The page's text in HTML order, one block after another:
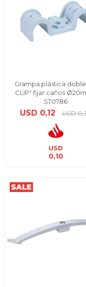
Grampa plástica
CLIP" fijar caños
ST0786
USD 0,12 USD
USD
0,10